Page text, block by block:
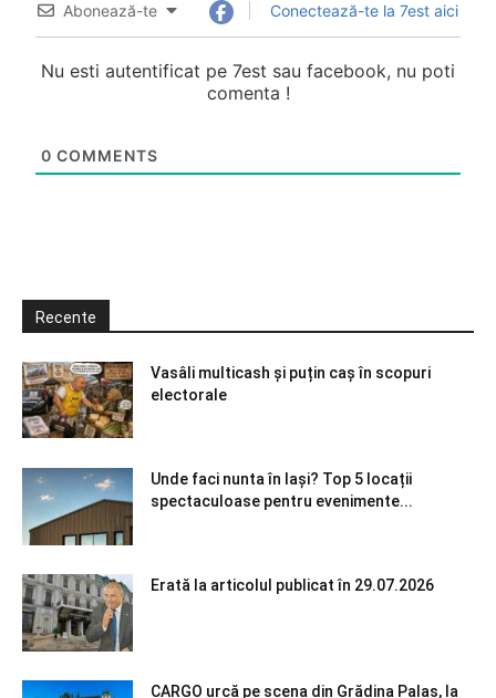
Abonează-te Conectează-te la 7est aici
Nu esti autentificat pe 7est sau facebook, nu poti
comenta !
0 COMMENTS
Recente
Vasâli multicash și puțin caș în scopuri
electorale
Unde faci nunta în Iași? Top 5 locații
spectaculoase pentru evenimente...
Erată la articolul publicat în 29.07.2026
CARGO urcă pe scena din Grădina Palas, la